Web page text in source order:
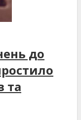
до
та